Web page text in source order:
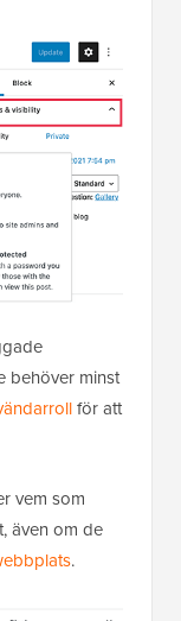
behöver minst
för att
vem som
även om de
.